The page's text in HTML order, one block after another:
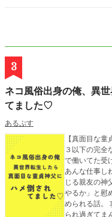
3
ネコ風俗出身の俺、異
てました♡
あるぷす
【真面目な童
３以下の完全なアホエロ。 現代
で働いてた受
あんな仕事し
じる親友の神
やるか」と慰
められる話。 攻めに性教育をしてやっているつもりが、求め
られ過ぎてまんざ